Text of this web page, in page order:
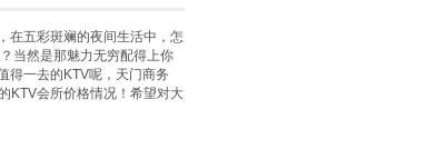
五彩斑斓的夜间生活中，怎
当然是那魅力无穷配得上你
得一去的KTV呢，天门商务
KTV会所价格情况！希望对大